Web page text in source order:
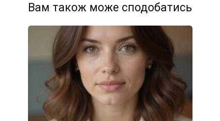
Вам також може сподобатись